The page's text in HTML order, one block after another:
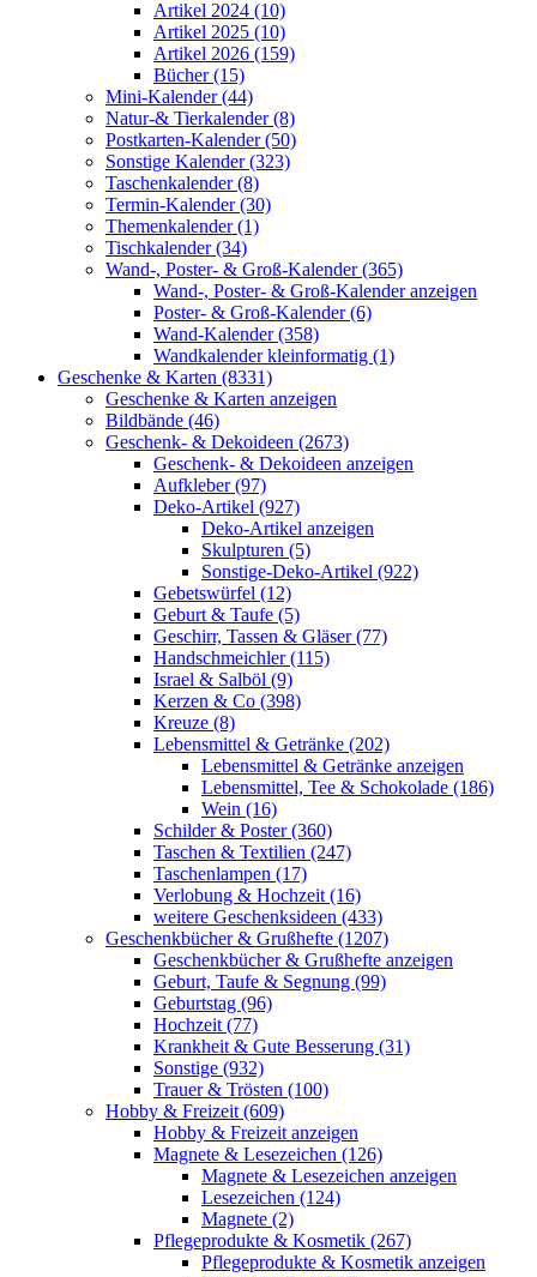
Artikel 2024 (10)
Artikel 2025 (10)
Artikel 2026 (159)
Bücher (15)
Mini-Kalender (44)
Natur-& Tierkalender (8)
Postkarten-Kalender (50)
Sonstige Kalender (323)
Taschenkalender (8)
Termin-Kalender (30)
Themenkalender (1)
Tischkalender (34)
Wand-, Poster- & Groß-Kalender (365)
Wand-, Poster- & Groß-Kalender anzeigen
Poster- & Groß-Kalender (6)
Wand-Kalender (358)
Wandkalender kleinformatig (1)
Geschenke & Karten (8331)
Geschenke & Karten anzeigen
Bildbände (46)
Geschenk- & Dekoideen (2673)
Geschenk- & Dekoideen anzeigen
Aufkleber (97)
Deko-Artikel (927)
Deko-Artikel anzeigen
Skulpturen (5)
Sonstige-Deko-Artikel (922)
Gebetswürfel (12)
Geburt & Taufe (5)
Geschirr, Tassen & Gläser (77)
Handschmeichler (115)
Israel & Salböl (9)
Kerzen & Co (398)
Kreuze (8)
Lebensmittel & Getränke (202)
Lebensmittel & Getränke anzeigen
Lebensmittel, Tee & Schokolade (186)
Wein (16)
Schilder & Poster (360)
Taschen & Textilien (247)
Taschenlampen (17)
Verlobung & Hochzeit (16)
weitere Geschenksideen (433)
Geschenkbücher & Grußhefte (1207)
Geschenkbücher & Grußhefte anzeigen
Geburt, Taufe & Segnung (99)
Geburtstag (96)
Hochzeit (77)
Krankheit & Gute Besserung (31)
Sonstige (932)
Trauer & Trösten (100)
Hobby & Freizeit (609)
Hobby & Freizeit anzeigen
Magnete & Lesezeichen (126)
Magnete & Lesezeichen anzeigen
Lesezeichen (124)
Magnete (2)
Pflegeprodukte & Kosmetik (267)
Pflegeprodukte & Kosmetik anzeigen